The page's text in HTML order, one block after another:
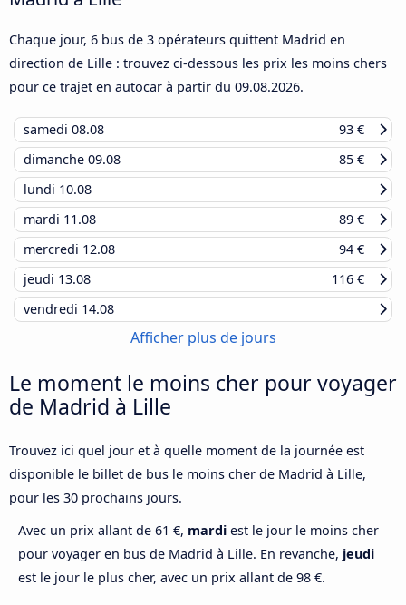
Chaque jour, 6 bus de 3 opérateurs quittent Madrid en
direction de Lille : trouvez ci-dessous les prix les moins chers
pour ce trajet en autocar à partir du 09.08.2026.
samedi 08.08
93 €
dimanche 09.08
85 €
lundi 10.08
mardi 11.08
89 €
mercredi 12.08
94 €
jeudi 13.08
116 €
vendredi 14.08
Afficher plus de jours
Le moment le moins cher pour voyager
de Madrid à Lille
Trouvez ici quel jour et à quelle moment de la journée est
disponible le billet de bus le moins cher de Madrid à Lille,
pour les 30 prochains jours.
Avec un prix allant de 61 €, mardi est le jour le moins cher
pour voyager en bus de Madrid à Lille. En revanche, jeudi
est le jour le plus cher, avec un prix allant de 98 €.